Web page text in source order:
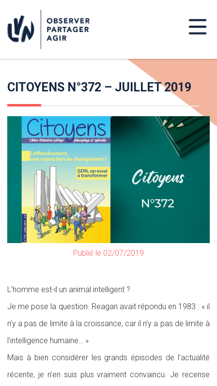
CITOYENS N°372 – JUILLET 2019
Publié le 02/07/2019
L’homme est-il un animal intelligent ?
Je me pose la question. Reagan avait répondu en 1983 : « il
n’y a pas de limite à la croissance, car il n’y a pas de limite à
l’intelligence humaine… »
Mais à bien considérer les grands épisodes de l’actualité
récente, je n’en suis plus vraiment convaincu. Je recense